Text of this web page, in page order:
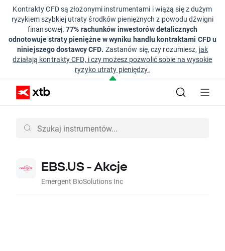
Kontrakty CFD są złożonymi instrumentami i wiążą się z dużym
ryzykiem szybkiej utraty środków pieniężnych z powodu dźwigni
finansowej.77% rachunków inwestorów detalicznych
odnotowuje straty pieniężne w wyniku handlu kontraktami CFD u
niniejszego dostawcy CFD. Zastanów się, czy rozumiesz, jak
działają kontrakty CFD, i czy możesz pozwolić sobie na wysokie
ryzyko utraty pieniędzy.
EBS.US - Akcje
Emergent BioSolutions Inc